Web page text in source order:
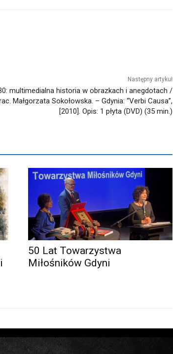
Następny artykuł
multimedialna historia w obrazkach i anegdotach /
Małgorzata Sokołowska. – Gdynia: “Verbi Causa”,
[2010]. Opis: 1 płyta (DVD) (35 min.)
50 Lat Towarzystwa
Miłośników Gdyni